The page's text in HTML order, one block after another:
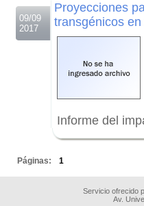
09/09
2017
Proyecciones
transgénicos en
Informe del
Páginas: 1
Servicio ofrecido
Av.